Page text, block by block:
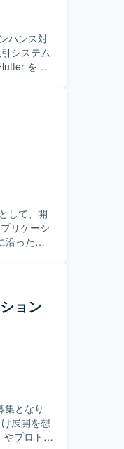
ハンス対
を用
開発に加
サイクル
）開発を
して、開
沿った設
質問や
しいで
ョン
となり
やプロトタ